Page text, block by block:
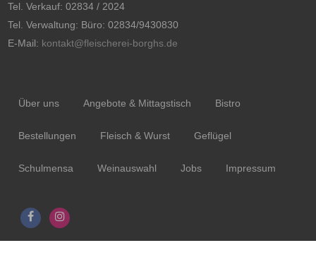
Tel. Verkauf: 02834 / 2024
Tel. Verwaltung: Büro: 02834/9430830
E-Mail: kontakt@fleischerei-borghs.de
Über uns Angebote & Mittagstisch Bistro
Bestellungen Fleisch & Wurst Geflügel
Schulmensa Weinauswahl Jobs Impressum